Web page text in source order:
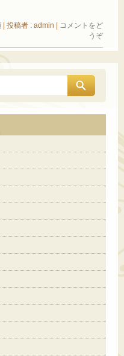
| 投稿者 : admin | コメントをど
うぞ